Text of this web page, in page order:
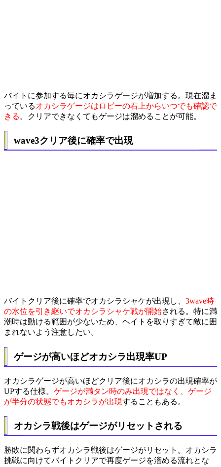
バイトに参加する毎にオカシラゲージが増加する。現在溜ま
っているオカシラゲージはロビーの右上からいつでも確認で
きる 。クリアできなくてもゲージは溜めることが可能。
wave3クリア後に確率で出現
バイトクリア後に確率でオカシラシャケが出現し、 3wave時
の水位を引き継いでオカシラシャケ戦が開始される。特に満
潮時は動ける範囲が少ないため、ヘイトを取りすぎて敵に囲
まれないよう注意したい。
ゲージが高いほどオカシラ出現率UP
オカシラゲージが高いほどクリア後にオカシラの出現確率が
UPする仕様。 ゲージが満タン時のみ出現ではなく、ゲージ
が半分の状態でもオカシラが出現することもある。
オカシラ戦後はゲージがリセットされる
勝敗に関わらずオカシラ戦後はゲージがリセット。オカシラ
挑戦に向けてバイトクリアで再度ゲージを溜める流れとな